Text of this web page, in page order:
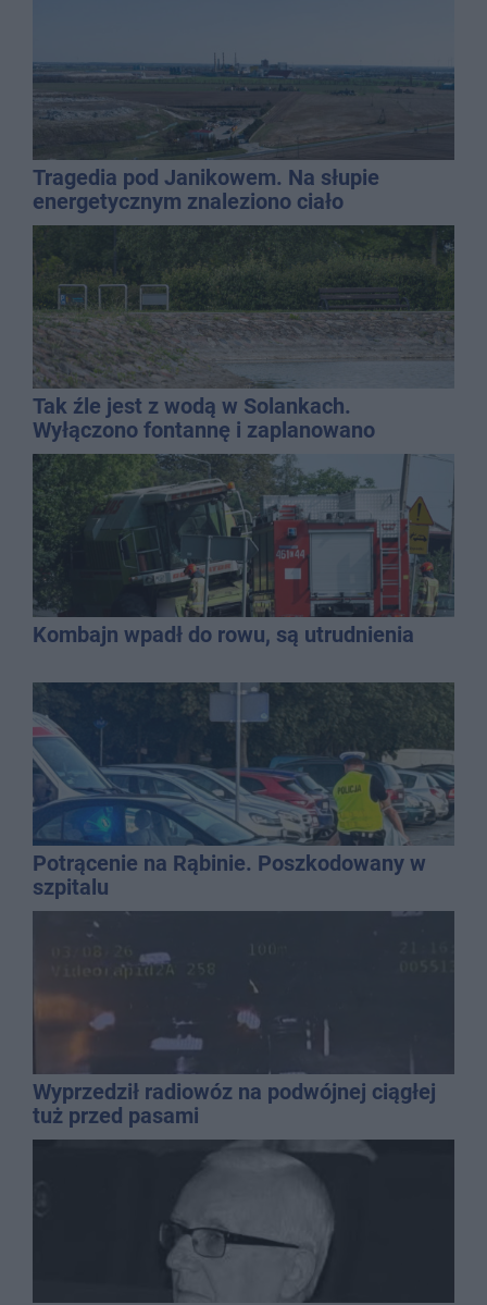
Tragedia pod Janikowem. Na słupie
energetycznym znaleziono ciało
mężczyzny
Tak źle jest z wodą w Solankach.
Wyłączono fontannę i zaplanowano
dolewkę
Kombajn wpadł do rowu, są utrudnienia
Potrącenie na Rąbinie. Poszkodowany w
szpitalu
Wyprzedził radiowóz na podwójnej ciągłej
tuż przed pasami